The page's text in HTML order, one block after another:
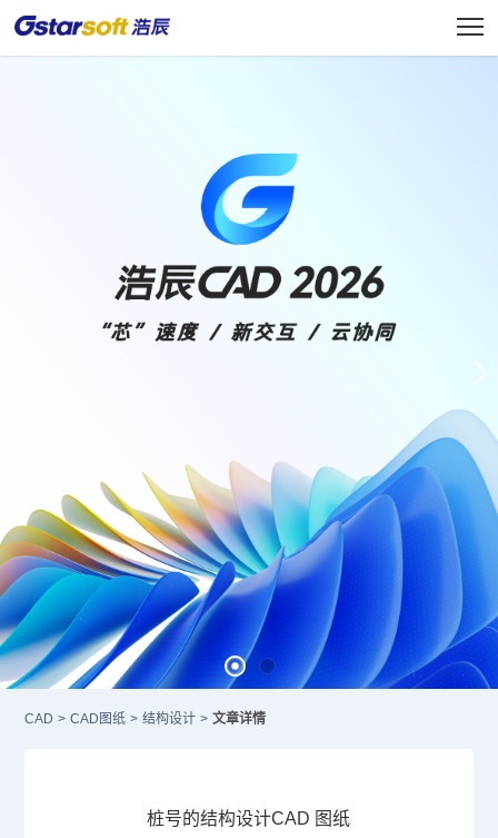
CAD > CAD图纸 > 结构设计 > 文章详情
桩号的结构设计CAD 图纸